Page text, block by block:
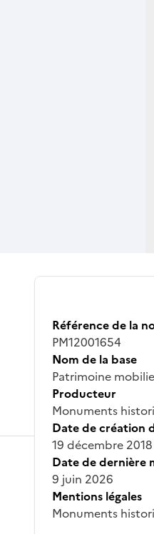
Référence de la
PM12001654
Nom de la base
Patrimoine
Producteur
Monuments
Date de création
19 décembre 2018
Date de dernière
9 juin 2026
Mentions légales
Monuments